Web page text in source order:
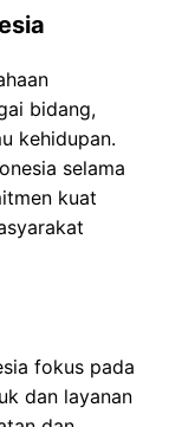
bidang,
kehidupan.
selama
kuat
fokus pada
dan layanan